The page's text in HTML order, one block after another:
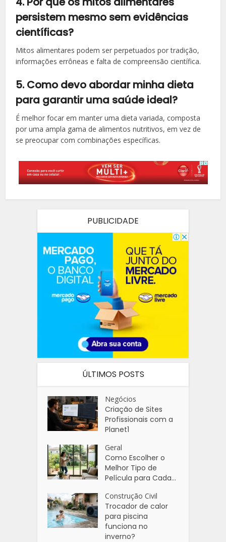
persistem mesmo sem evidências
científicas?
Mitos alimentares podem ser perpetuados por tradição,
informações errôneas e falta de compreensão científica.
5. Como devo abordar minha dieta
para garantir uma saúde ideal?
É melhor focar em manter uma dieta variada, composta
por uma ampla gama de alimentos nutritivos, em vez de
se preocupar com combinações específicas.
PUBLICIDADE
ÚLTIMOS POSTS
Negócios
Criação de Sites
Profissionais com a
Planet1
Geral
Como Escolher o
Melhor Tipo de
Película para Cada...
Construção Civil
Trocador de calor
para piscina
funciona no
inverno?